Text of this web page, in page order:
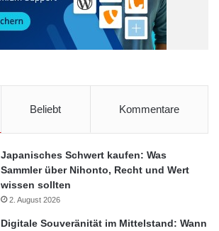
Beliebt Kommentare
Japanisches Schwert kaufen: Was
Sammler über Nihonto, Recht und Wert
wissen sollten
2. August 2026
Digitale Souveränität im Mittelstand: Wann